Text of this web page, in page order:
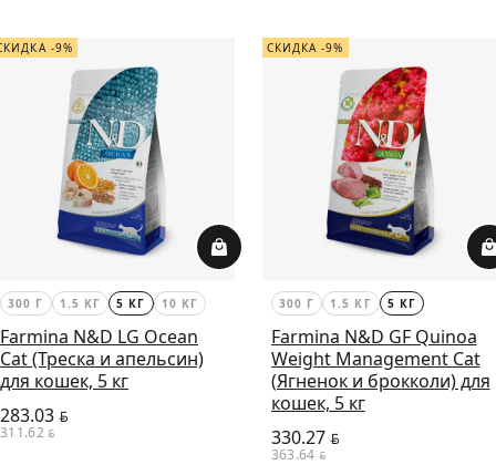
-9%
300 Г 1.5 КГ 5 КГ 10 КГ
Farmina N&D LG Ocean
Cat (Треска и апельсин)
для кошек, 5 кг
283.03 BYN
311.62 BYN
СКИДКА -9%
300 Г 1.5 КГ 5 КГ
Farmina N&D GF Quinoa
Weight Management Cat
(Ягненок и брокколи) для
кошек, 5 кг
330.27BYN
363.64 BYN